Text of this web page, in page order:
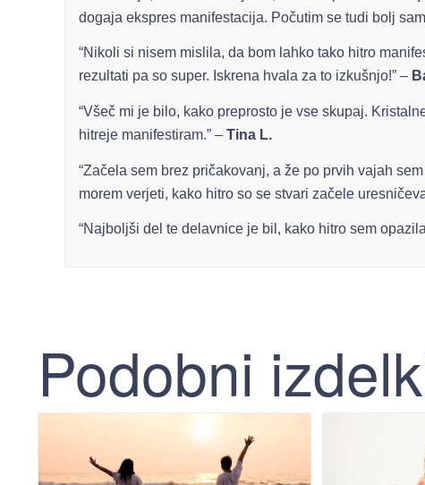
dogaja ekspres manifestacija. Počutim se tudi bolj
“Nikoli si nisem mislila, da bom lahko tako hitro
rezultati pa so super. Iskrena hvala za to izkušnjo!” –
“Všeč mi je bilo, kako preprosto je vse skupaj.
hitreje manifestiram.” – Tina L.
“Začela sem brez pričakovanj, a že po prvih vajah
morem verjeti, kako hitro so se stvari začele
“Najboljši del te delavnice je bil, kako hitro sem
Podobni